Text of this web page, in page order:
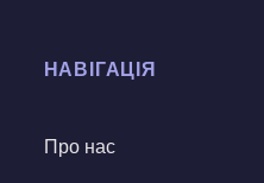
НАВІГАЦІЯ
Про нас